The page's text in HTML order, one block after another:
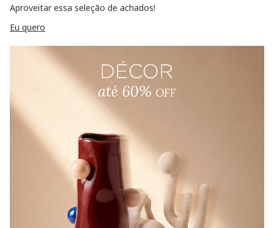
Aproveitar essa seleção de achados!
Eu quero